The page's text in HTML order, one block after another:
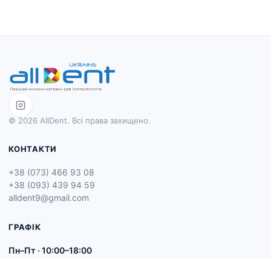
© 2026 AllDent. Всі права захищено.
КОНТАКТИ
+38 (073) 466 93 08
+38 (093) 439 94 59
alldent9@gmail.com
ГРАФІК
Пн–Пт · 10:00–18:00